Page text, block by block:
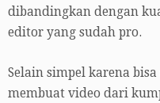
dibandingkan dengan
editor yang sudah pro.
Selain simpel karena
membuat video dari